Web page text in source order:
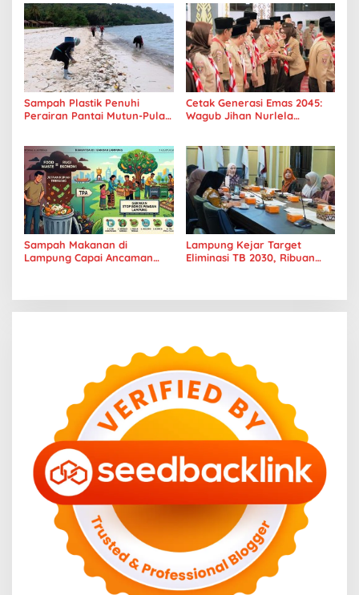
Sampah Plastik Penuhi
Perairan Pantai Mutun-Pulau
Cetak Generasi Emas 2045:
Wagub Jihan Nurlela
Era Digital
Sampah Makanan di
Lampung Capai Ancaman
Lampung Kejar Target
Eliminasi TB 2030, Ribuan